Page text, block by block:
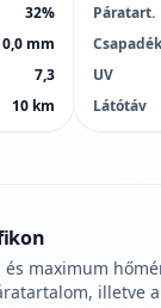
32%
0,0 mm
7,3
10 km
Páratart.
Csapadék
UV
Látótáv
maximum
illetve